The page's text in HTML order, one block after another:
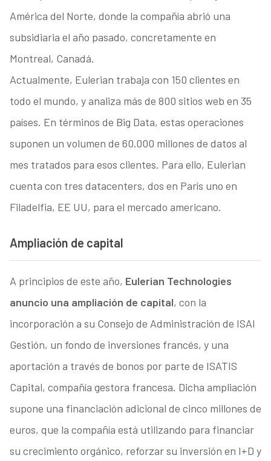
América del Norte, donde la compañía abrió una
subsidiaria el año pasado, concretamente en
Montreal, Canadá.
Actualmente, Eulerian trabaja con 150 clientes en
todo el mundo, y analiza más de 800 sitios web en 35
países. En términos de Big Data, estas operaciones
suponen un volumen de 60.000 millones de datos al
mes tratados para esos clientes. Para ello, Eulerian
cuenta con tres datacenters, dos en París uno en
Filadelfia, EE UU, para el mercado americano.
Ampliación de capital
A principios de este año, Eulerian Technologies
anuncio una ampliación de capital, con la
incorporación a su Consejo de Administración de ISAI
Gestión, un fondo de inversiones francés, y una
aportación a través de bonos por parte de ISATIS
Capital, compañía gestora francesa. Dicha ampliación
supone una financiación adicional de cinco millones de
euros, que la compañía está utilizando para financiar
su crecimiento orgánico, reforzar su inversión en I+D y